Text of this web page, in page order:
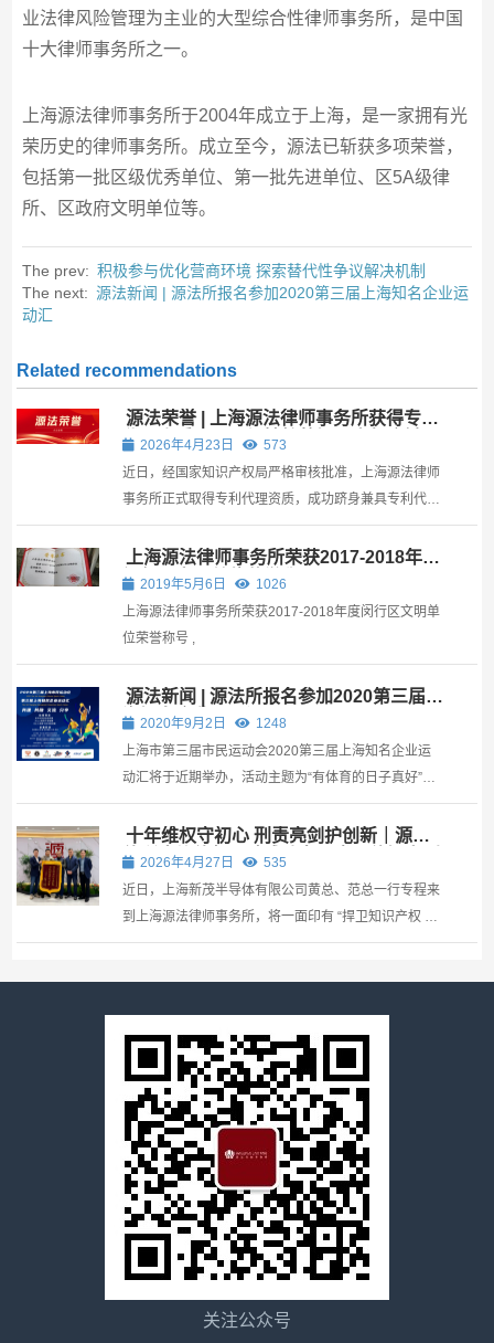
业法律风险管理为主业的大型综合性律师事务所，是中国
十大律师事务所之一。
上海源法律师事务所于2004年成立于上海，是一家拥有光
荣历史的律师事务所。成立至今，源法已斩获多项荣誉，
包括第一批区级优秀单位、第一批先进单位、区5A级律
所、区政府文明单位等。
The prev: 积极参与优化营商环境 探索替代性争议解决机制
The next: 源法新闻 | 源法所报名参加2020第三届上海知名企业运
动汇
Related recommendations
源法荣誉 | 上海源法律师事务所获得专利
代理资质，双证加持护航知识产权全链
条！
2026年4月23日
573
近日，经国家知识产权局严格审核批准，上海源法律师
事务所正式取得专利代理资质，成功跻身兼具专利代理
与商标代理双资质的专业法律服务机构行列，标志着源
法律所在知识产权法律服务领域实现全链条布局，专业
服务能力迈上新台阶！ 源法律所目前拥有多名专利代理
师...
上海源法律师事务所荣获2017-2018年度
闵行区文明单位荣誉称号
2019年5月6日
1026
上海源法律师事务所荣获2017-2018年度闵行区文明单
位荣誉称号 ,
源法新闻 | 源法所报名参加2020第三届上
海知名企业运动汇
2020年9月2日
1248
上海市第三届市民运动会2020第三届上海知名企业运
动汇将于近期举办，活动主题为“有体育的日子真好”。
本届赛事由第三届上海市民运动会组委会主办，动界
(上海)体育文化发展有限公司承办，浦东新区司法局、
黄浦区司法局、长宁区司法局、闵行区司法局、浦东律
师工作委...
十年维权守初心 刑责亮剑护创新｜源法
律所唐峰律师团队成功办理半导体知产刑
事标杆案，获新茂半导体黄总、范总赠旗
致谢！
2026年4月27日
535
近日，上海新茂半导体有限公司黄总、范总一行专程来
到上海源法律师事务所，将一面印有 “捍卫知识产权 专
业护航，守护创新成果 尽心尽责”的锦旗送到唐峰律师
关注公众号